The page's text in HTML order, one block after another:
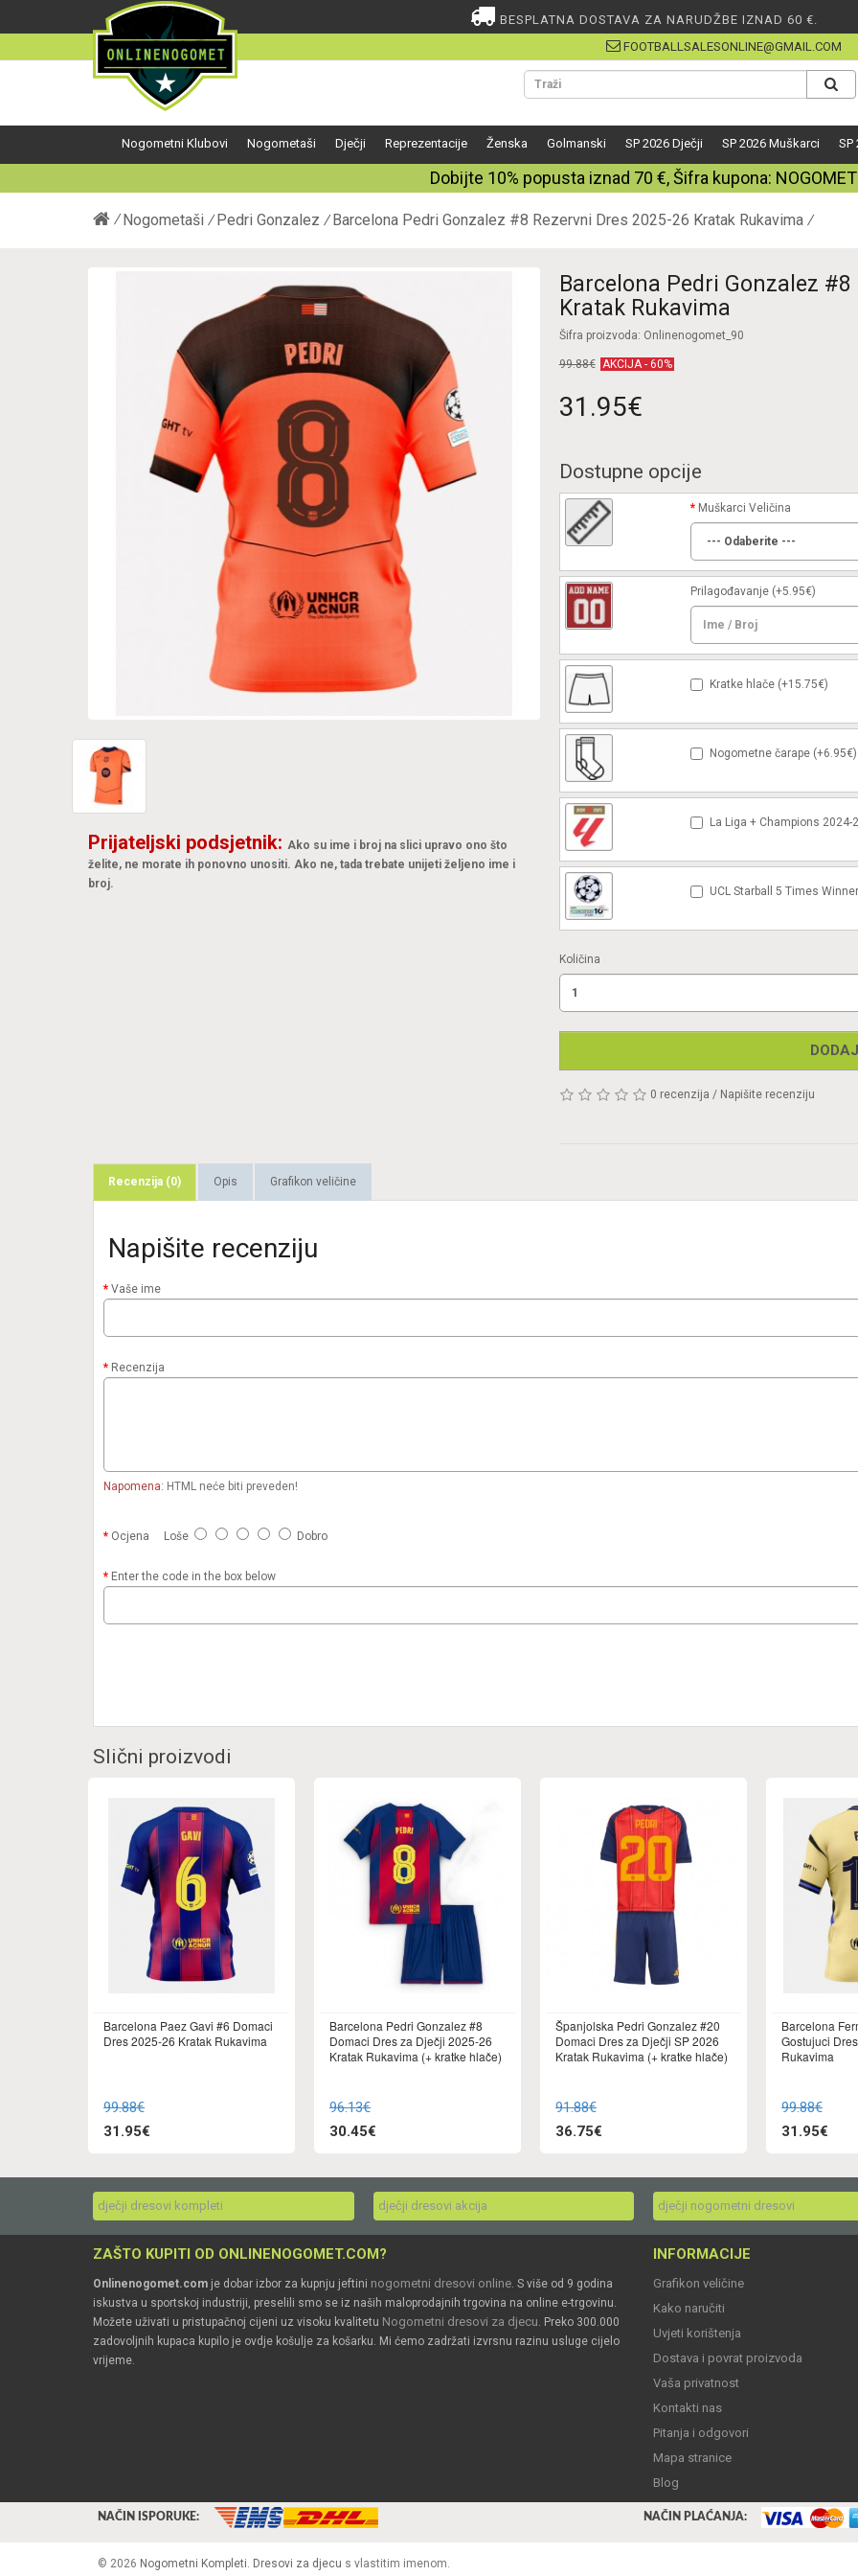
BESPLATNA DOSTAVA ZA NARUDŽBE IZNAD 60 €.
FOOTBALLSALESONLINE@GMAIL.COM
Nogometni Klubovi Nogometaši Dječji Reprezentacije Ženska Golmanski SP 2026 Dječji SP 2026 Muškarci SP
Dobijte 10% popusta iznad 70 €, Šifra kupona: NOGOMET
Nogometaši Pedri Gonzalez Barcelona Pedri Gonzalez #8 Rezervni Dres 2025-26 Kratak Rukavima
Prijateljski podsjetnik: Ako su ime i broj na slici upravo ono što
želite, ne morate ih ponovno unositi. Ako ne, tada trebate unijeti željeno ime i
broj.
Barcelona Pedri Gonzalez
Kratak Rukavima
Šifra proizvoda: Onlinenogomet_90
99.88€ AKCIJA - 60%
31.95€
Dostupne opcije
Muškarci Veličina
Prilagođavanje(+5.95€)
Kratke hlače (+15.75€)
Nogometne čarape (+6.95€)
La Liga + Champions 2024-
UCL Starball 5 Times
Količina
0 recenzija / Napišite recenziju
Recenzija (0) Opis Grafikon veličine
Napišite recenziju
Vaše ime
Recenzija
Napomena: HTML neće biti preveden!
Ocjena Loše Dobro
Enter the code in the box below
Slični proizvodi
Barcelona Paez Gavi #6 Domaci
Dres 2025-26 Kratak Rukavima
99.88€
31.95€
Barcelona Pedri Gonzalez #8
Domaci Dres za Dječji 2025-26
Kratak Rukavima (+ kratke hlače)
96.13€
30.45€
Španjolska Pedri Gonzalez #20
Domaci Dres za Dječji SP 2026
Kratak Rukavima (+ kratke hlače)
91.88€
36.75€
Barcelona
Gostujuci
Rukavima
99.88€
31.95€
dječji dresovi kompleti dječji dresovi akcija dječji nogometni dresovi
ZAŠTO KUPITI OD ONLINENOGOMET.COM?
Onlinenogomet.com je dobar izbor za kupnju jeftini nogometni dresovi online. S više od 9 godina
iskustva u sportskoj industriji, preselili smo se iz naših maloprodajnih trgovina na online e-trgovinu.
Možete uživati u pristupačnoj cijeni uz visoku kvalitetu Nogometni dresovi za djecu. Preko 300.000
zadovoljnih kupaca kupilo je ovdje košulje za košarku. Mi ćemo zadržati izvrsnu razinu usluge cijelo
vrijeme.
INFORMACIJE
Grafikon veličine
Kako naručiti
Uvjeti korištenja
Dostava i povrat proizvoda
Vaša privatnost
Kontakti nas
Pitanja i odgovori
Mapa stranice
Blog
NAČIN ISPORUKE: NAČIN PLAĆANJA:
© 2026 Nogometni Kompleti. Dresovi za djecu s vlastitim imenom.